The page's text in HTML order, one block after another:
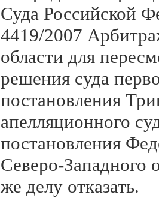
Суда Российской
4419/2007
области для
решения суда
постановления
апелляционного
постановления
Северо-Западного
же делу отказать.